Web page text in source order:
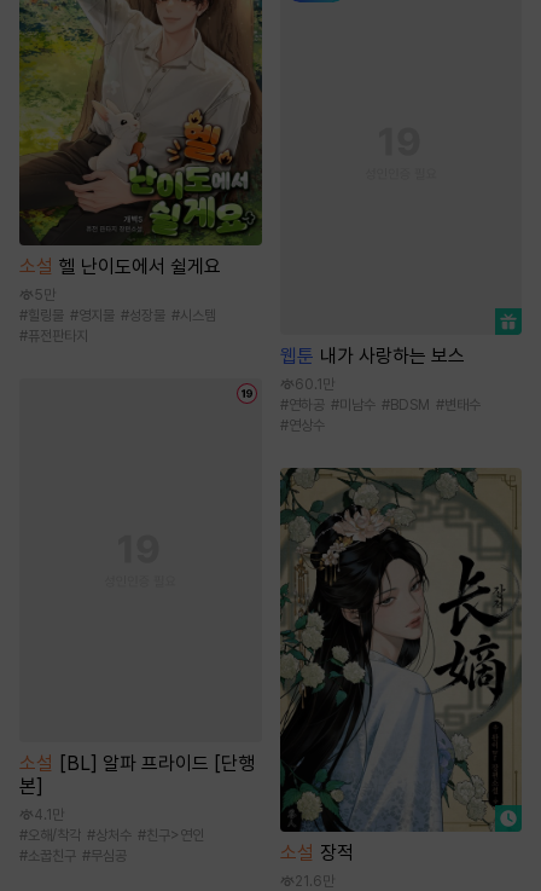
소설 헬 난이도에서 쉴게요
5만
# 힐링물 #영지물 #성장물 #시스템
#퓨전판타지
소설 [BL] 알파 프라이드 [단행
본]
4.1만
#오해/착각 #상처수 #친구>연인
#소꿉친구 #무심공
웹툰 내가 사랑하는 보스
60.1만
#연하공 #미남수 #BDSM #변태수
#연상수
소설 장적
21.6만